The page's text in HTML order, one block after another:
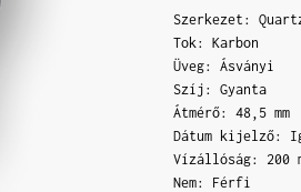
Szerkezet:
Tok: Karbon
Üveg: Ásványi
Szíj: Gyanta
Átmérő: 48,5 mm
Dátum kijelző:
Vízállóság: 200
Nem: Férfi